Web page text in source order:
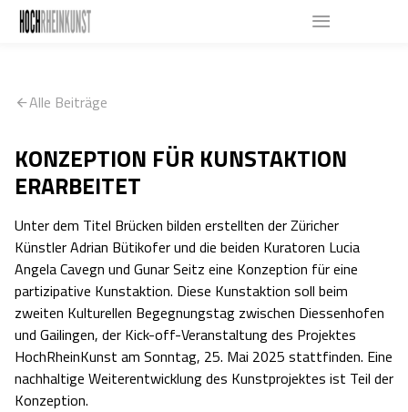
KONZEPTION FÜR KUNSTAKTION
ERARBEITET
Alle Beiträge
Unter dem Titel Brücken bilden erstellten der Züricher
Künstler Adrian Bütikofer und die beiden Kuratoren Lucia
Angela Cavegn und Gunar Seitz eine Konzeption für eine
partizipative Kunstaktion. Diese Kunstaktion soll beim
zweiten Kulturellen Begegnungstag zwischen Diessenhofen
und Gailingen, der Kick-off-Veranstaltung des Projektes
HochRheinKunst am Sonntag, 25. Mai 2025 stattfinden. Eine
nachhaltige Weiterentwicklung des Kunstprojektes ist Teil der
Konzeption.